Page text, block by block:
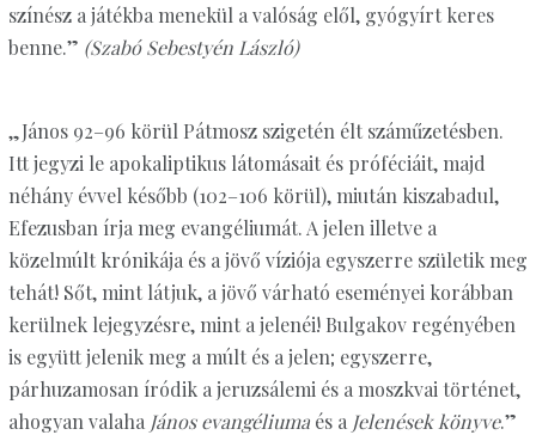
színész a játékba menekül a valóság elől, gyógyírt keres
benne.” (Szabó Sebestyén László)
„János 92–96 körül Pátmosz szigetén élt száműzetésben.
Itt jegyzi le apokaliptikus látomásait és próféciáit, majd
néhány évvel később (102–106 körül), miután kiszabadul,
Efezusban írja meg evangéliumát. A jelen illetve a
közelmúlt krónikája és a jövő víziója egyszerre születik meg
tehát! Sőt, mint látjuk, a jövő várható eseményei korábban
kerülnek lejegyzésre, mint a jelenéi! Bulgakov regényében
is együtt jelenik meg a múlt és a jelen; egyszerre,
párhuzamosan íródik a jeruzsálemi és a moszkvai történet,
ahogyan valaha János evangéliuma és a Jelenések könyve.”